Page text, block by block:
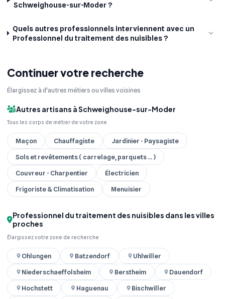
Schweighouse-sur-Moder ?
Quels autres professionnels interviennent avec un
Professionnel du traitement des nuisibles ?
Continuer votre recherche
Élargissez à d'autres métiers ou villes voisines
Autres artisans à Schweighouse-sur-Moder
Tous les corps de métier de votre zone
Maçon Chauffagiste
Jardinier - Paysagiste
Sols et revêtements ( carrelage, parquets ... )
Couvreur - Charpentier
Électricien
Frigoriste & Climatisation
Menuisier
Professionnel du traitement des nuisibles dans les villes
proches
Élargissez votre zone de recherche
Ohlungen Batzendorf
Uhlwiller
Niederschaeffolsheim
Berstheim
Dauendorf
Hochstett
Haguenau
Bischwiller